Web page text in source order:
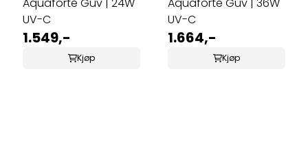
UV-C
1.549,-
Kjøp
UV-C
1.664,-
Kjøp